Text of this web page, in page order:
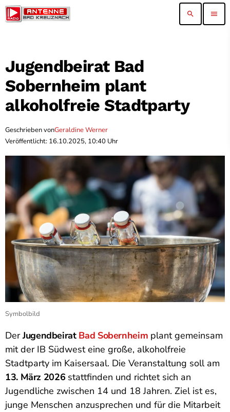
search menu
Jugendbeirat Bad
Sobernheim plant
alkoholfreie Stadtparty
Geschrieben vonGeraldine Werner
Veröffentlicht: 16.10.2025, 10:40 Uhr
Symbolbild
DerJugendbeirat Bad Sobernheim plant gemeinsam
mit der IB Südwest eine große, alkoholfreie
Stadtparty im Kaisersaal. Die Veranstaltung soll am
13. März 2026 stattfinden und richtet sich an
Jugendliche zwischen 14 und 18 Jahren. Ziel ist es,
junge Menschen anzusprechen und für die Mitarbeit